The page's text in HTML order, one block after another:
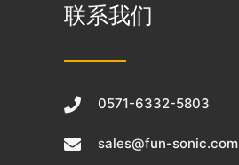
联系我们
0571-6332-5803
sales@fun-sonic.com